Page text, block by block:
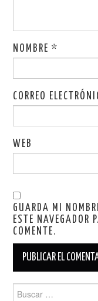
NOMBRE*
CORREO
WEB
GUARDA MI
ESTE NAVEGADOR
COMENTE.